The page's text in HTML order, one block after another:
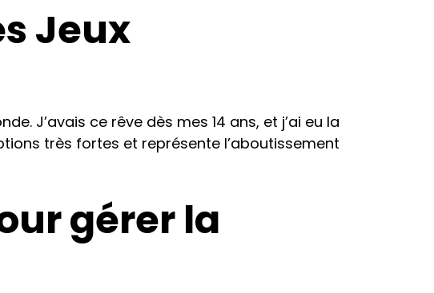
Jeux
J’avais ce rêve dès mes 14 ans, et j’ai eu la
très fortes et représente l’aboutissement
gérer la